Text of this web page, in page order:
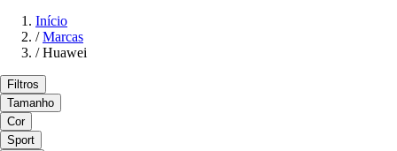
Início
/ Marcas
/ Huawei
Filtros
Tamanho
Cor
Sport